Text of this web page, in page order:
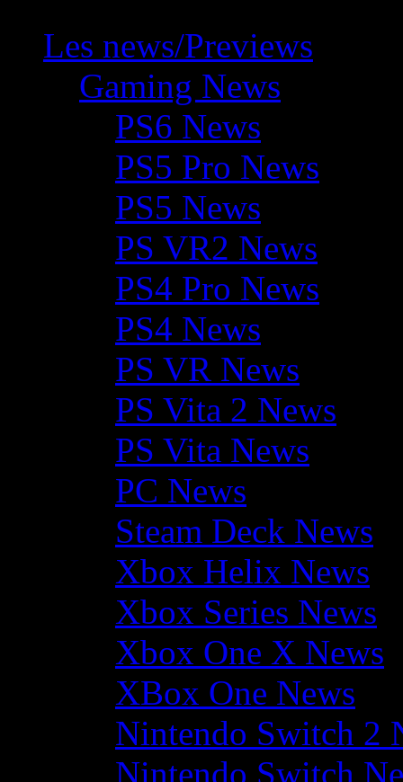
Les news/Previews
Gaming News
PS6 News
PS5 Pro News
PS5 News
PS VR2 News
PS4 Pro News
PS4 News
PS VR News
PS Vita 2 News
PS Vita News
PC News
Steam Deck News
Xbox Helix News
Xbox Series News
Xbox One X News
XBox One News
Nintendo Switch 2
Nintendo Switch